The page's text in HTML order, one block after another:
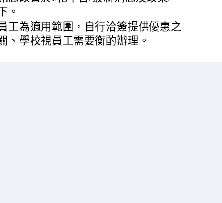
。
工為適用範圍，自行洽簽提供優惠之
、學校視員工需要衡酌辦理。